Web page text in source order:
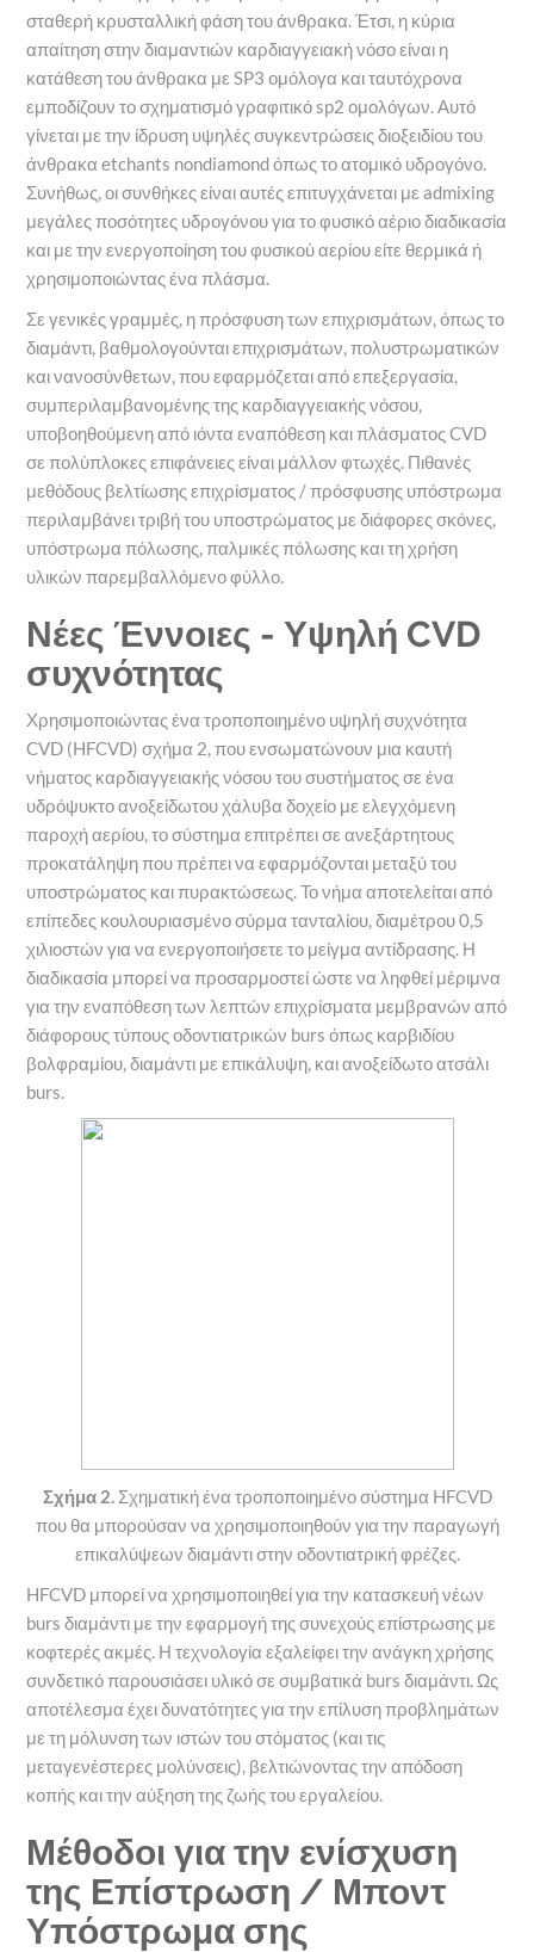
σταθερή κρυσταλλική φάση του άνθρακα. Έτσι, η κύρια
απαίτηση στην διαμαντιών καρδιαγγειακή νόσο είναι η
κατάθεση του άνθρακα με SP3 ομόλογα και ταυτόχρονα
εμποδίζουν το σχηματισμό γραφιτικό sp2 ομολόγων. Αυτό
γίνεται με την ίδρυση υψηλές συγκεντρώσεις διοξειδίου του
άνθρακα etchants nondiamond όπως το ατομικό υδρογόνο.
Συνήθως, οι συνθήκες είναι αυτές επιτυγχάνεται με admixing
μεγάλες ποσότητες υδρογόνου για το φυσικό αέριο διαδικασία
και με την ενεργοποίηση του φυσικού αερίου είτε θερμικά ή
χρησιμοποιώντας ένα πλάσμα.
Σε γενικές γραμμές, η πρόσφυση των επιχρισμάτων, όπως το
διαμάντι, βαθμολογούνται επιχρισμάτων, πολυστρωματικών
και νανοσύνθετων, που εφαρμόζεται από επεξεργασία,
συμπεριλαμβανομένης της καρδιαγγειακής νόσου,
υποβοηθούμενη από ιόντα εναπόθεση και πλάσματος CVD
σε πολύπλοκες επιφάνειες είναι μάλλον φτωχές. Πιθανές
μεθόδους βελτίωσης επιχρίσματος / πρόσφυσης υπόστρωμα
περιλαμβάνει τριβή του υποστρώματος με διάφορες σκόνες,
υπόστρωμα πόλωσης, παλμικές πόλωσης και τη χρήση
υλικών παρεμβαλλόμενο φύλλο.
Νέες Έννοιες - Υψηλή CVD
συχνότητας
Χρησιμοποιώντας ένα τροποποιημένο υψηλή συχνότητα
CVD (HFCVD) σχήμα 2, που ενσωματώνουν μια καυτή
νήματος καρδιαγγειακής νόσου του συστήματος σε ένα
υδρόψυκτο ανοξείδωτου χάλυβα δοχείο με ελεγχόμενη
παροχή αερίου, το σύστημα επιτρέπει σε ανεξάρτητους
προκατάληψη που πρέπει να εφαρμόζονται μεταξύ του
υποστρώματος και πυρακτώσεως. Το νήμα αποτελείται από
επίπεδες κουλουριασμένο σύρμα τανταλίου, διαμέτρου 0,5
χιλιοστών για να ενεργοποιήσετε το μείγμα αντίδρασης. Η
διαδικασία μπορεί να προσαρμοστεί ώστε να ληφθεί μέριμνα
για την εναπόθεση των λεπτών επιχρίσματα μεμβρανών από
διάφορους τύπους οδοντιατρικών burs όπως καρβιδίου
βολφραμίου, διαμάντι με επικάλυψη, και ανοξείδωτο ατσάλι
burs.
Σχήμα 2.Σχηματική ένα τροποποιημένο σύστημα HFCVD
που θα μπορούσαν να χρησιμοποιηθούν για την παραγωγή
επικαλύψεων διαμάντι στην οδοντιατρική φρέζες.
HFCVD μπορεί να χρησιμοποιηθεί για την κατασκευή νέων
burs διαμάντι με την εφαρμογή της συνεχούς επίστρωσης με
κοφτερές ακμές. Η τεχνολογία εξαλείφει την ανάγκη χρήσης
συνδετικό παρουσιάσει υλικό σε συμβατικά burs διαμάντι. Ως
αποτέλεσμα έχει δυνατότητες για την επίλυση προβλημάτων
με τη μόλυνση των ιστών του στόματος (και τις
μεταγενέστερες μολύνσεις), βελτιώνοντας την απόδοση
κοπής και την αύξηση της ζωής του εργαλείου.
Μέθοδοι για την ενίσχυση
της Επίστρωση / Μποντ
Υπόστρωμα σης